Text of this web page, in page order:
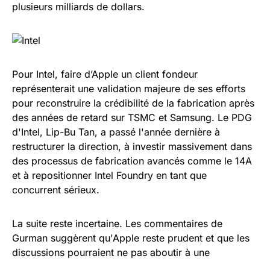
plusieurs milliards de dollars.
Pour Intel, faire d’Apple un client fondeur
représenterait une validation majeure de ses efforts
pour reconstruire la crédibilité de la fabrication après
des années de retard sur TSMC et Samsung. Le PDG
d'Intel, Lip-Bu Tan, a passé l'année dernière à
restructurer la direction, à investir massivement dans
des processus de fabrication avancés comme le 14A
et à repositionner Intel Foundry en tant que
concurrent sérieux.
La suite reste incertaine. Les commentaires de
Gurman suggèrent qu'Apple reste prudent et que les
discussions pourraient ne pas aboutir à une